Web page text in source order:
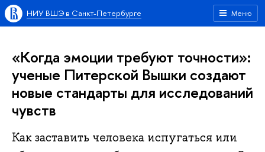
Меню
НИУ ВШЭ в Санкт-Петербурге
«Когда эмоции требуют точности»:
ученые Питерской Вышки создают
новые стандарты для исследований
чувств
Как заставить человека испугаться или